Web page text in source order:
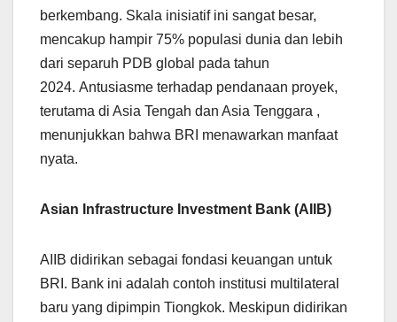
berkembang. Skala inisiatif ini sangat besar,
mencakup hampir 75% populasi dunia dan lebih
dari separuh PDB global pada tahun
2024. Antusiasme terhadap pendanaan proyek,
terutama di Asia Tengah dan Asia Tenggara ,
menunjukkan bahwa BRI menawarkan manfaat
nyata.
Asian Infrastructure Investment Bank (AIIB)
AIIB didirikan sebagai fondasi keuangan untuk
BRI. Bank ini adalah contoh institusi multilateral
baru yang dipimpin Tiongkok. Meskipun didirikan